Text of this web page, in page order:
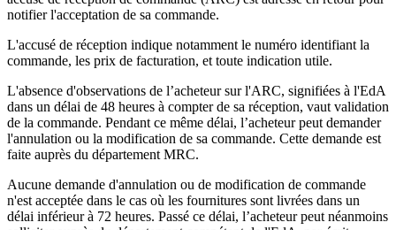
notifier l'acceptation de sa commande.
L'accusé de réception indique notamment le numéro identifiant la
commande, les prix de facturation, et toute indication utile.
L'absence d'observations de l’acheteur sur l'ARC, signifiées à l'EdA
dans un délai de 48 heures à compter de sa réception, vaut validation
de la commande. Pendant ce même délai, l’acheteur peut demander
l'annulation ou la modification de sa commande. Cette demande est
faite auprès du département MRC.
Aucune demande d'annulation ou de modification de commande
n'est acceptée dans le cas où les fournitures sont livrées dans un
délai inférieur à 72 heures. Passé ce délai, l’acheteur peut néanmoins